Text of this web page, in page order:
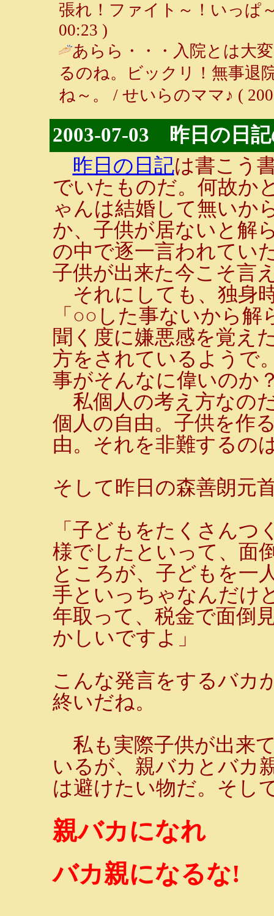
張れ！ファイト～！いっぱ
00:23 )
あらら・・・入院とは大
るのね。ビックリ！無事退
ね～。 / せいらのママ♪ (
2003-07-03 昨日の日
昨日の日記は書こう
でいたものだ。何故か
ゃんは結婚して無いか
か、子供が居ないと解
の中で逐一言われてい
子供が出来た今こそ言
それにしても、独身
「○○した事ないから
聞く度に嫌悪感を覚え
方をされているようで
事がそんなに偉いのか
私個人の考え方なの
個人の自由。子供を作
由。それを非難するの
そして昨日の森善朗元
「子どもをたくさんつ
様でしたといって、面
ところが、子どもを一
手といっちゃなんだけ
年取って、税金で面倒
かしいですよ」
こんな発言をするバカ
終いだね。
私も実際子供が出来
いるが、親バカとバカ
は避けたい物だ。そし
親バカになれ
バカ親になるな!